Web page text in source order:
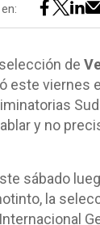
de
este viernes
y no
sábado
la